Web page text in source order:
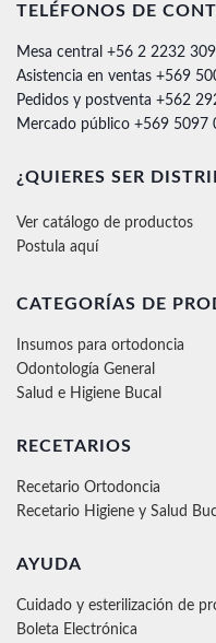
TELÉFONOS DE
Mesa central +56 2 2232
Asistencia en ventas +569
Pedidos y postventa +562
Mercado público +569 5097
¿QUIERES SER
Ver catálogo de productos
Postula aquí
CATEGORÍAS DE
Insumos para ortodoncia
Odontología General
Salud e Higiene Bucal
RECETARIOS
Recetario Ortodoncia
Recetario Higiene y Salud
AYUDA
Cuidado y esterilización de
Boleta Electrónica